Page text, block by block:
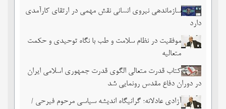
سازماندهی نیروی انسانی نقش مهمی در ارتقای کارآمدی
دارد
موفقیت در نظام سلامت و طب با نگاه توحیدی و حکمت
متعالیه
کتاب قدرت متعالی الگوی قدرت جمهوری اسلامی ایران
در دوران دفاع مقدس رونمایی شد
آزادی عادلانه؛ گرانیگاه اندیشه سیاسی مرحوم فیرحی /